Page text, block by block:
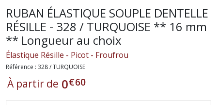
RUBAN ÉLASTIQUE SOUPLE DENTELLE
RÉSILLE - 328 / TURQUOISE ** 16 mm
** Longueur au choix
Élastique Résille - Picot - Froufrou
Référence : 328 / TURQUOISE
À partir de 0€60